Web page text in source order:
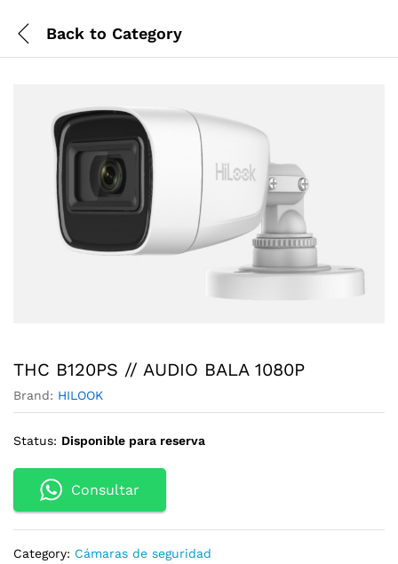
Back to Category
THC B120PS // AUDIO BALA 1080P
Brand: HILOOK
Status: Disponible para reserva
Consultar
Category: Cámaras de seguridad